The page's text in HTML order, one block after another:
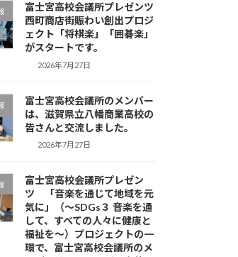
富士宮高校会議所プレゼンツ
西町商店街賑わい創出プロジ
ェクト「将棋楽」「囲碁楽」
がスタートです。
2026年7月27日
富士宮高校会議所のメンバー
は、滋賀県立八幡商業高校の
皆さんと交流しました。
2026年7月27日
富士宮高校会議所プレゼン
ツ 「音楽を通じて地域を元
気に」（～SDGs３ 音楽を通
して、すべての人々に健康と
福祉を～）プロジェクトの一
環で、富士宮高校会議所のメ